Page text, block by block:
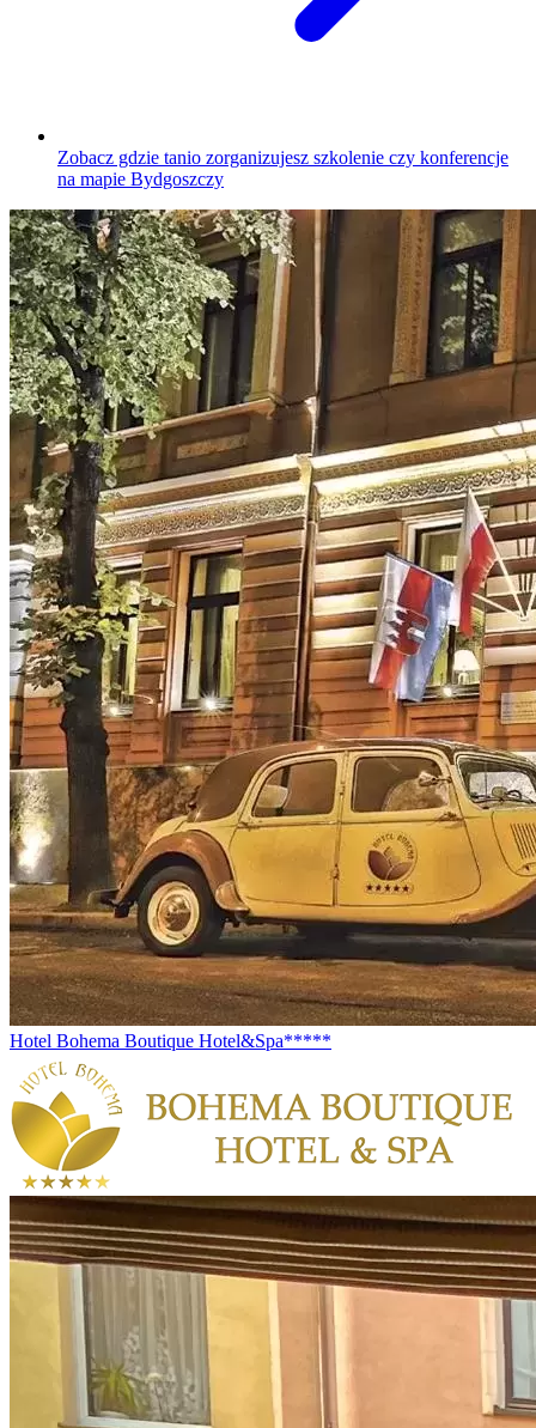
Zobacz gdzie tanio zorganizujesz szkolenie czy konferencje
na mapie Bydgoszczy
Hotel Bohema Boutique Hotel&Spa*****